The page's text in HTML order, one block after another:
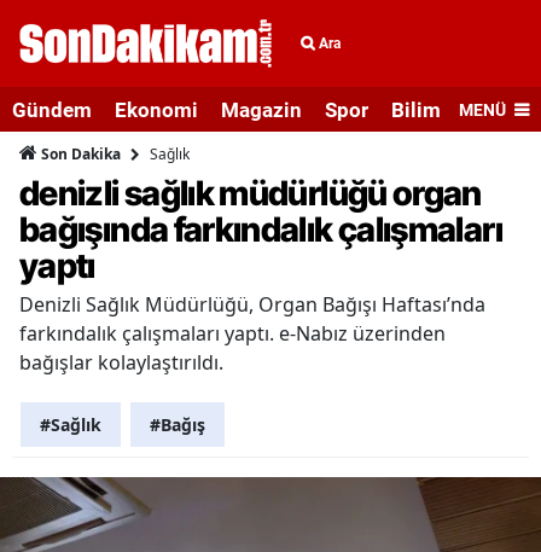
Ara
Gündem Ekonomi Magazin Spor Bilim veMENÜ
Son Dakika Sağlık
denizli sağlık müdürlüğü organ
bağışında farkındalık çalışmaları
yaptı
Denizli Sağlık Müdürlüğü, Organ Bağışı Haftası’nda
farkındalık çalışmaları yaptı. e-Nabız üzerinden
bağışlar kolaylaştırıldı.
#Sağlık #Bağış